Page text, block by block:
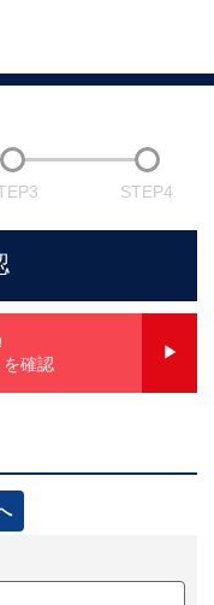
STEP4
確認